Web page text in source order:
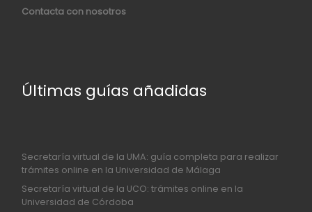
Contacta con nosotros
Últimas guías añadidas
Secretaría virtual de la UMA: guía completa para realizar
trámites online en la Universidad de Málaga
Secretaría virtual de la UCO: trámites online en la
Universidad de Córdoba